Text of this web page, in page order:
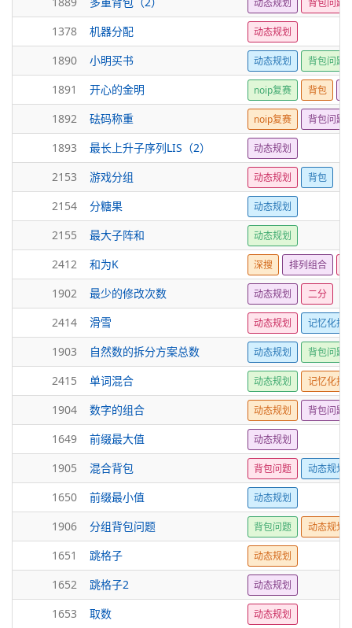
动态规划 背包问题
1378 机器分配 动态规划
1890 小明买书 动态规划 背包问题
1891 开心的金明 noip复赛 背包
1892 砝码称重 noip复赛 背包问题
1893 最长上升子序列LIS（2） 动态规划
2153 游戏分组 动态规划 背包
2154 分糖果 动态规划
2155 最大子阵和 动态规划
2412 和为K 深搜 排列组合
1902 最少的修改次数 动态规划 二分
2414 滑雪 动态规划 记忆化搜
1903 自然数的拆分方案总数 动态规划 背包问题
2415 单词混合 动态规划 记忆化搜
1904 数字的组合 动态规划 背包问题
1649 前缀最大值 动态规划
1905 混合背包 背包问题 动态规划
1650 前缀最小值 动态规划
1906 分组背包问题 背包问题 动态规划
1651 跳格子 动态规划
1652 跳格子2 动态规划
1653 取数 动态规划